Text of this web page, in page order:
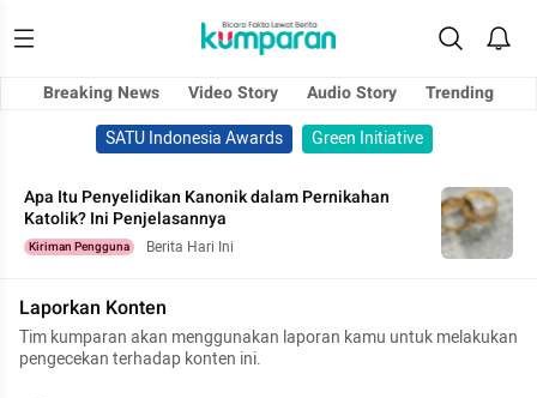
Breaking News Video Story Audio Story
Trending
SATU Indonesia Awards
Green Initiative
Apa Itu Penyelidikan Kanonik dalam Pernikahan
Katolik? Ini Penjelasannya
Kiriman Pengguna Berita Hari Ini
Laporkan Konten
Tim kumparan akan menggunakan laporan kamu untuk melakukan
pengecekan terhadap konten ini.